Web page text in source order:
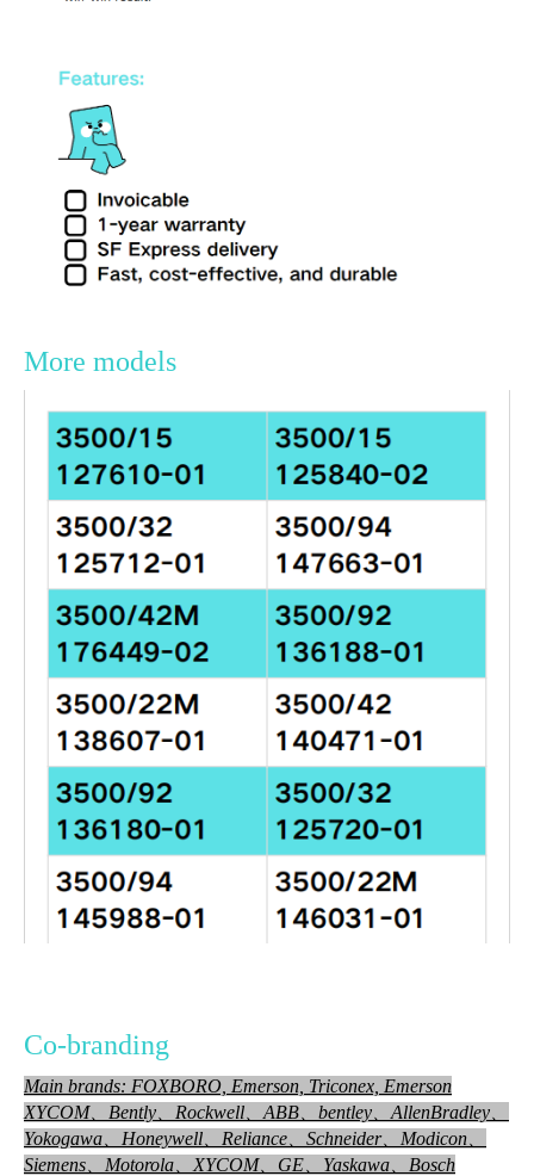
More models
Co-branding
Main brands: FOXBORO, Emerson, Triconex, Emerson
XYCOM、Bently、Rockwell、ABB、bentley、AllenBradley、
Yokogawa、Honeywell、 Reliance、Schneider、Modicon、
Siemens、Motorola、XYCOM、GE、Yaskawa、Bosch